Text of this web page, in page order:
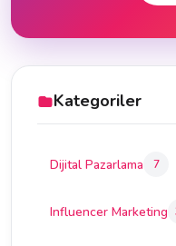
Kategoriler
Dijital Pazarlama 7
Influencer Marketing